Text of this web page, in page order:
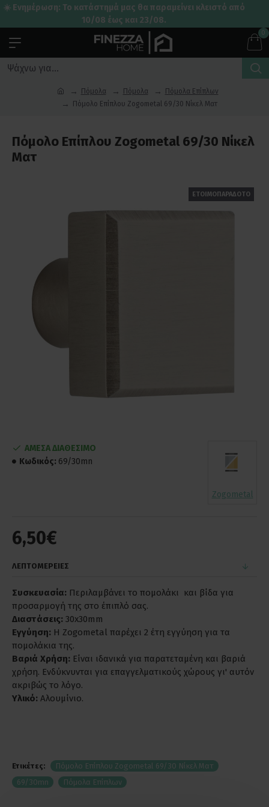
☀️ Ενημέρωση: Το κατάστημά μας θα παραμείνει κλειστό από
10/08 έως και 23/08.
0
Πόμολα Πόμολα
Πόμολα Επίπλων
Πόμολο Επίπλου Zogometal 69/30 Νίκελ Ματ
Πόμολο Επίπλου Zogometal 69/30 Νίκελ
Ματ
ΕΤΟΙΜΟΠΑΡΑΔΟΤΟ
6,50€
ΑΜΕΣΑ ΔΙΑΘΕΣΙΜΟ
Κωδικός: 69/30mn
Zogometal
ΛΕΠΤΟΜΕΡΕΙΕΣ
Συσκευασία: Περιλαμβάνει το πομολάκι και βίδα για
προσαρμογή της στο έπιπλό σας.
Διαστάσεις: 30x30mm
Εγγύηση: Η Zogometal παρέχει 2 έτη εγγύηση για τα
πομολάκια της.
Βαριά Χρήση: Είναι ιδανικά για παρατεταμένη και βαριά
χρήση. Ενδύκνυνται για επαγγελματικούς χώρους γι' αυτόν
ακριβώς το λόγο.
Υλικό: Αλουμίνιο.
Ετικέτες:
Πόμολο Επίπλου Zogometal 69/30 Νίκελ Ματ
69/30mn
Πόμολα Επίπλων